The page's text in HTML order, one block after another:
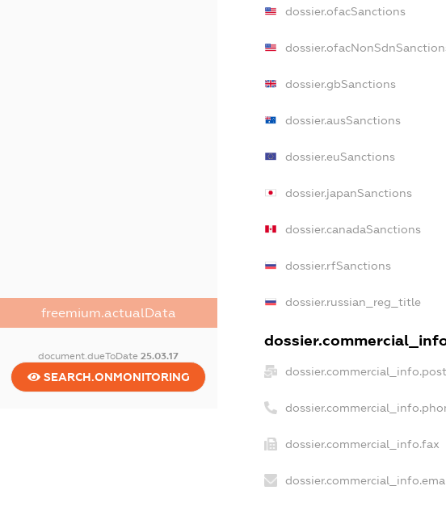
freemium.actualData
document.dueToDate25.03.17
SEARCH.ONMONITORING
dossier.ofacSanctions
dossier.gbSanctions
dossier.ausSanctions
dossier.euSanctions
dossier.japanSanctions
dossier.canadaSanctions
dossier.rfSanctions
dossier.russian_reg_title
dossier.commercial_info.fax